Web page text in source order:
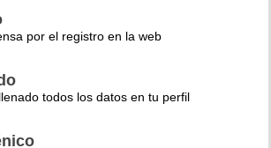
por el registro en la web
todos los datos en tu perfil